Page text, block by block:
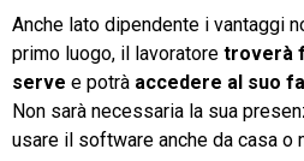
Anche lato dipendente i vantaggi
primo luogo, il lavoratore troverà
serve e potrà accedere al suo
Non sarà necessaria la sua
usare il software anche da casa o